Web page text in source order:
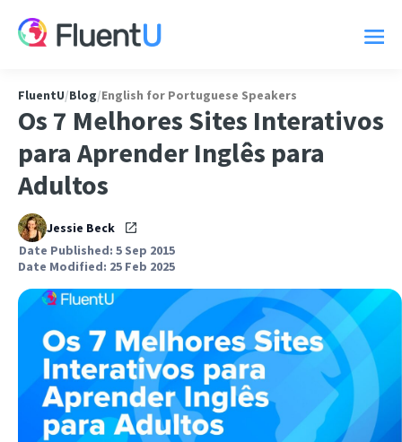
FluentU/Blog/English for Portuguese Speakers
Os 7 Melhores Sites Interativos
para Aprender Inglês para
Adultos
Jessie Beck
Date Published: 5 Sep 2015
Date Modified: 25 Feb 2025